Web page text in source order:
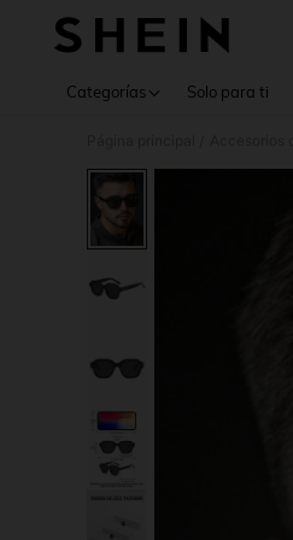
Categorías Solo para ti